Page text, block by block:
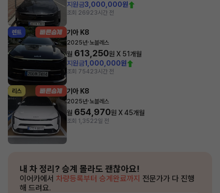
지원금3,000,000원
조회 26923시간 전
렌트 기아 K8
2025년·노블레스
월 613,250원 X 51개월
지원금1,000,000원
조회 75423시간 전
리스 기아 K8
2025년·노블레스
월 654,970원 X45개월
조회 1,3522일 전
내 차 정리? 승계 몰라도 괜찮아요!
이어카에서 차량등록부터 승계완료까지 전문가가 다 진행
해 드려요.